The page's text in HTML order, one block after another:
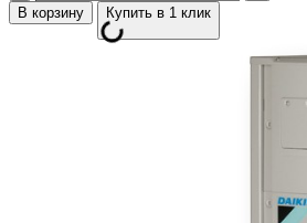
В корзину Купить в 1 клик